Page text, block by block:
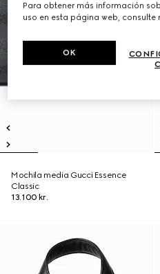
Mochila media Gucci Essence
Classic
13.100 kr.
Para obtener más información
uso en esta página web, consulte
OK